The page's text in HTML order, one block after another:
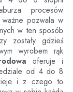
procesów
pozwala w
w ten sposób
zostały gdzieś
wyrobem rąk
oferuje i
od 4 do 8
i z czego to